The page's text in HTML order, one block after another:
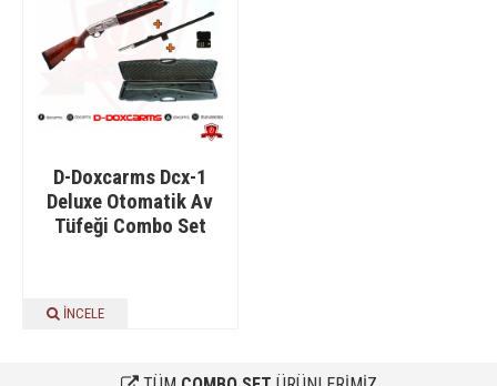
D-Doxcarms Dcx-1
Deluxe Otomatik Av
Tüfeği Combo Set
İNCELE